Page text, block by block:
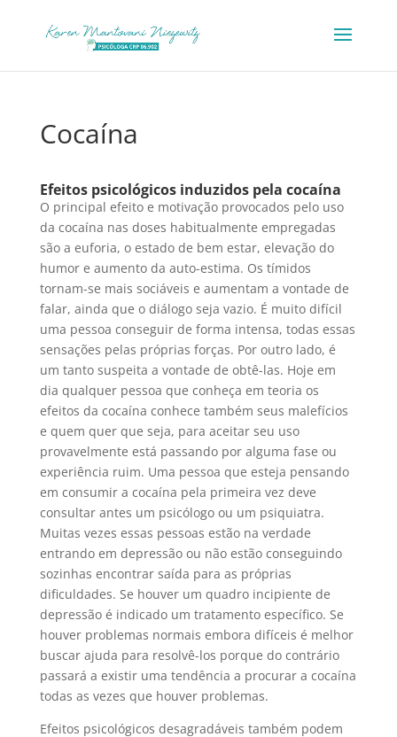
Cocaína
Efeitos psicológicos induzidos pela cocaína
O principal efeito e motivação provocados pelo uso
da cocaína nas doses habitualmente empregadas
são a euforia, o estado de bem estar, elevação do
humor e aumento da auto-estima. Os tímidos
tornam-se mais sociáveis e aumentam a vontade de
falar, ainda que o diálogo seja vazio. É muito difícil
uma pessoa conseguir de forma intensa, todas essas
sensações pelas próprias forças. Por outro lado, é
um tanto suspeita a vontade de obtê-las. Hoje em
dia qualquer pessoa que conheça em teoria os
efeitos da cocaína conhece também seus malefícios
e quem quer que seja, para aceitar seu uso
provavelmente está passando por alguma fase ou
experiência ruim. Uma pessoa que esteja pensando
em consumir a cocaína pela primeira vez deve
consultar antes um psicólogo ou um psiquiatra.
Muitas vezes essas pessoas estão na verdade
entrando em depressão ou não estão conseguindo
sozinhas encontrar saída para as próprias
dificuldades. Se houver um quadro incipiente de
depressão é indicado um tratamento específico. Se
houver problemas normais embora difíceis é melhor
buscar ajuda para resolvê-los porque do contrário
passará a existir uma tendência a procurar a cocaína
todas as vezes que houver problemas.
Efeitos psicológicos desagradáveis também podem